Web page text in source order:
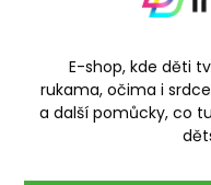
E-shop, kde děti
rukama, očima i
a další pomůcky, co